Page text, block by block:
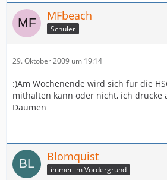
MFbeach
Schüler
29. Oktober 2009 um 19:14
:)Am Wochenende wird sich für die
mithalten kann oder nicht, ich drücke
Daumen
Blomquist
immer im Vordergrund